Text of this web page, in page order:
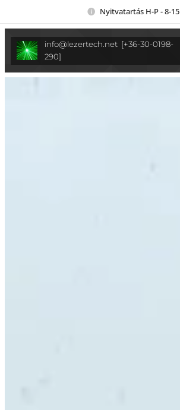
Nyitvatartás H-P - 8-15
info@lezertech.net [+36-30-0198-
290]